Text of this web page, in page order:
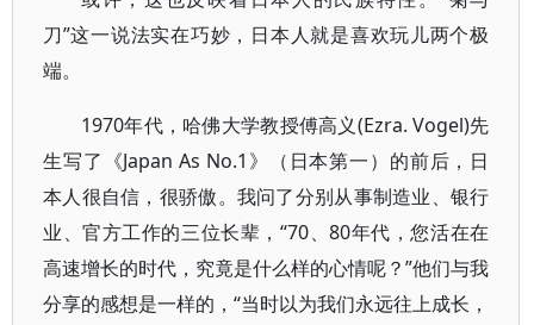
刀”这一说法实在巧妙，日本人就是喜欢玩儿两个极
端。
1970年代，哈佛大学教授傅高义(Ezra. Vogel)先
生写了《Japan As No.1》（日本第一）的前后，日
本人很自信，很骄傲。我问了分别从事制造业、银行
业、官方工作的三位长辈，“70、80年代，您活在在
高速增长的时代，究竟是什么样的心情呢？”他们与我
分享的感想是一样的，“当时以为我们永远往上成长，